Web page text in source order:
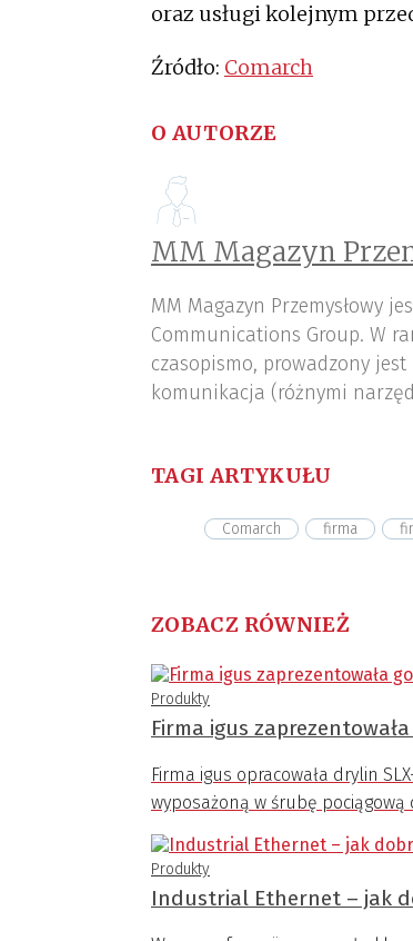
oraz usługi kolejnym
Źródło: Comarch
O AUTORZE
MM Magazyn
MM Magazyn Przemysłowy
Communications Group. W
czasopismo, prowadzony
komunikacja (różnymi
TAGI ARTYKUŁU
Comarch firma
ZOBACZ RÓWNIEŻ
Produkty
Firma igus
Firma igus opracowała drylin
wyposażoną w śrubę pociągową
Produkty
Industrial Ethernet – jak